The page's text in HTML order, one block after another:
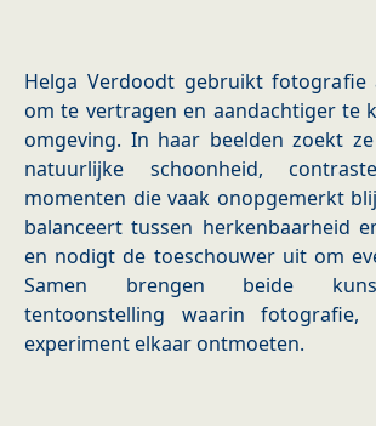
Helga Verdoodt gebruikt fotografie
om te vertragen en aandachtiger te
omgeving. In haar beelden zoekt
natuurlijke schoonheid,
momenten die vaak onopgemerkt
balanceert tussen herkenbaarheid
en nodigt de toeschouwer uit om
Samen brengen beide
tentoonstelling waarin fotografie,
experiment elkaar ontmoeten.